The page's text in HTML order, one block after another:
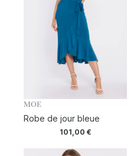
MOE
Robe de jour bleue
101,00 €